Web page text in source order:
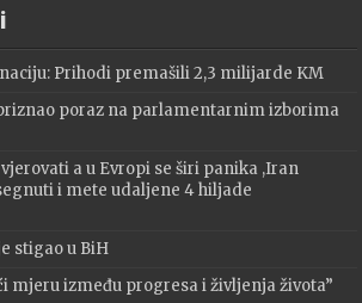
Prihodi premašili 2,3 milijarde KM
poraz na parlamentarnim izborima
a u Evropi se širi panika ,Iran
i mete udaljene 4 hiljade
stigao u BiH
mjeru između progresa i življenja života”